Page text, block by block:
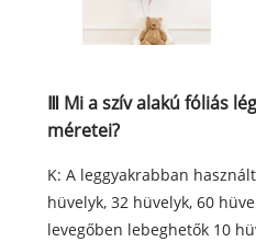
Ⅲ Mi a szív alakú fóliás
méretei?
K: A leggyakrabban
hüvelyk, 32 hüvelyk, 60
levegőben lebeghetők 10